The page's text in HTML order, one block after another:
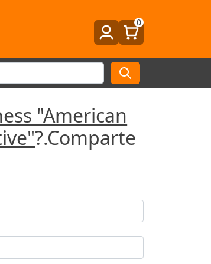
0
"American
?.Comparte